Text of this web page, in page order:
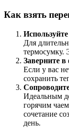
Как взять
Для
термосумку.
Заверните в
Если у вас
сохранить
Идеальным
горячим
сочетание
день.